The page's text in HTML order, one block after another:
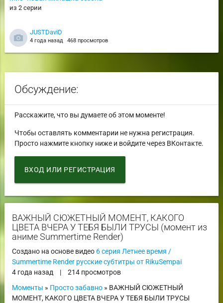
из 2 серии
JUSTDaviD
4 года назад 468 просмотров
Обсуждение:
Расскажите, что вы думаете об этом моменте!
Чтобы оставлять комментарии не нужна регистрация.
Просто нажмите кнопку ниже и войдите через ВКонтакте.
ВХОД ИЛИ РЕГИСТРАЦИЯ
ВАЖНЫЙ СЮЖЕТНЫЙ МОМЕНТ, КАКОГО
ЦВЕТА ВЧЕРА У ТЕБЯ БЫЛИ ТРУСЫ (момент из
аниме Summertime Render)
Создано на основе видео 6 серия Летнее время /
Summertime Render русские субтитры от RikuSempai
4 года назад
|
214 просмотров
Моменты » Просто забавно» ВАЖНЫЙ СЮЖЕТНЫЙ
МОМЕНТ, КАКОГО ЦВЕТА ВЧЕРА У ТЕБЯ БЫЛИ ТРУСЫ